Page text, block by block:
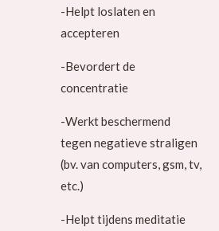
-Helpt loslaten en
accepteren
-Bevordert de
concentratie
-Werkt beschermend
tegen negatieve straligen
(bv. van computers, gsm, tv,
etc.)
-Helpt tijdens meditatie